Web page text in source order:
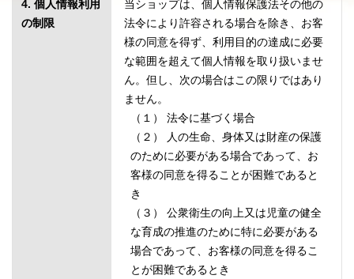
4. 個人情報利用
の制限
当ショップは、個人情報保護法その他の
法令により許容される場合を除き、お客
様の同意を得ず、利用目的の達成に必要
な範囲を超えて個人情報を取り扱いませ
ん。但し、次の場合はこの限りではあり
ません。
（１） 法令に基づく場合
（２） 人の生命、身体又は財産の保護
のために必要がある場合であって、お
客様の同意を得ることが困難であると
き
（３） 公衆衛生の向上又は児童の健全
な育成の推進のために特に必要がある
場合であって、お客様の同意を得るこ
とが困難であるとき